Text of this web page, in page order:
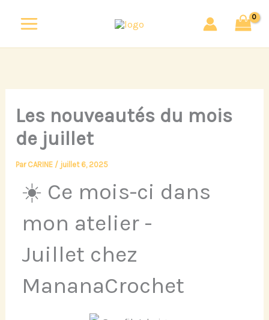
Les nouveautés du mois
de juillet
Par CARINE / juillet 6, 2025
☀️ Ce mois-ci dans
mon atelier -
Juillet chez
MananaCrochet